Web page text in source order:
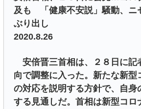
及も 「健康不安説」騒動、ニ
ぶり出し
2020.8.26
安倍晋三首相は、２８日に記
向で調整に入った。新たな新型
の対応を説明する方針で、自身
する見通しだ。首相は新型コロ